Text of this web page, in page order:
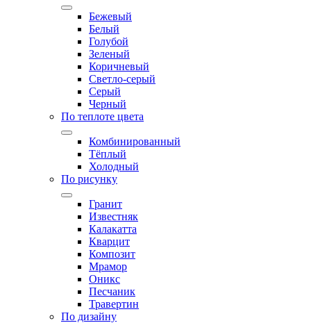
Бежевый
Белый
Голубой
Зеленый
Коричневый
Светло-серый
Серый
Черный
По теплоте цвета
Комбинированный
Тёплый
Холодный
По рисунку
Гранит
Известняк
Калакатта
Кварцит
Композит
Мрамор
Оникс
Песчаник
Травертин
По дизайну